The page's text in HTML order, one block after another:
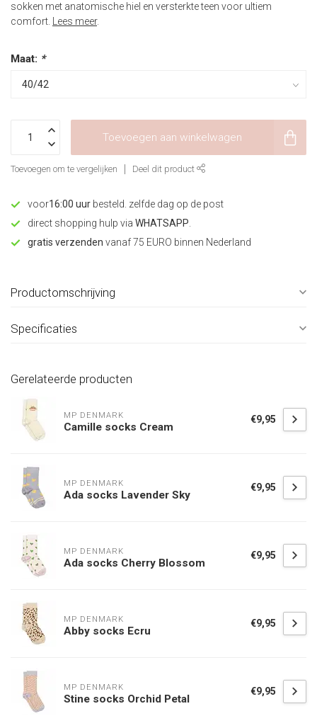
sokken met anatomische hiel en versterkte teen voor ultiem
comfort.
Lees meer.
Maat: *
Toevoegen aan winkelwagen
Toevoegen om te vergelijken Deel dit product
voor16:00 uur besteld. zelfde dag op de post
direct shopping hulp via WHATSAPP
gratis verzenden vanaf 75 EURO binnen Nederland
Productomschrijving
Specificaties
Gerelateerde producten
MP DENMARK
Camille socks Cream
€9,95
MP DENMARK
Ada socks Lavender Sky
€9,95
MP DENMARK
Ada socks Cherry Blossom
€9,95
MP DENMARK
Abby socks Ecru
€9,95
MP DENMARK
Stine socks Orchid Petal
€9,95